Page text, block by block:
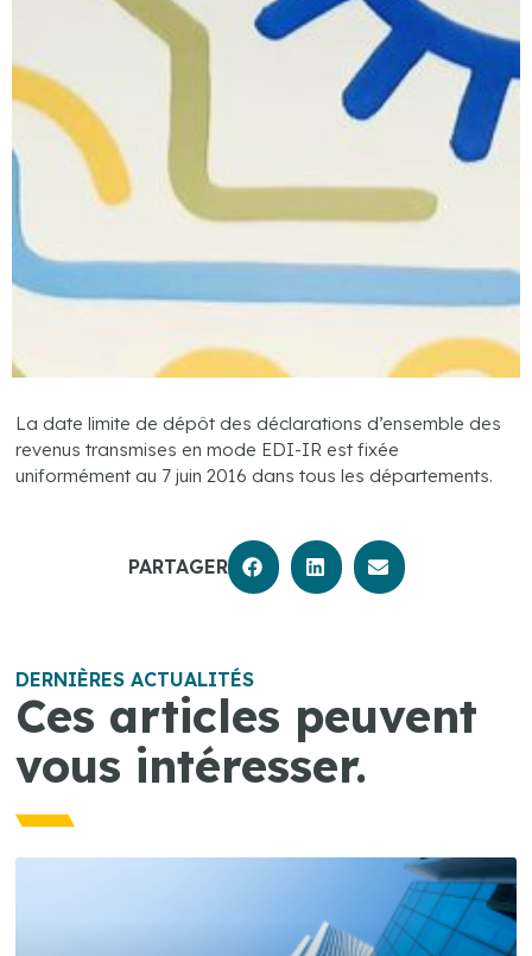
La date limite de dépôt des déclarations d’ensemble des
revenus transmises en mode EDI-IR est fixée
uniformément au 7 juin 2016 dans tous les départements.
PARTAGER
DERNIÈRES ACTUALITÉS
Ces articles peuvent
vous intéresser.